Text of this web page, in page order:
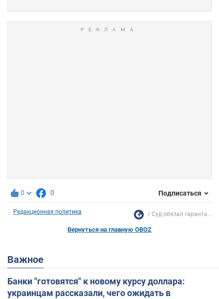
0 0 Подписаться
Редакционная политика Суд обязал гаранта...
Вернуться на главную OBOZ
Важное
Банки "готовятся" к новому курсу доллара:
украинцам рассказали, чего ожидать в